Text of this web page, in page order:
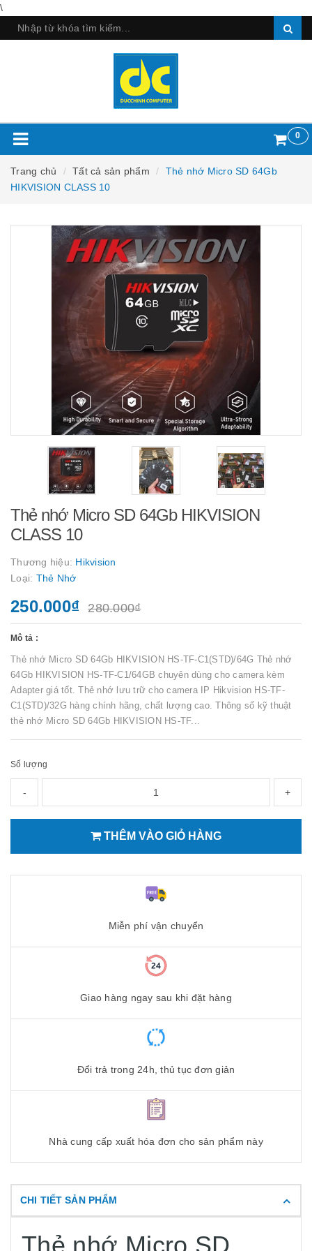
\
0
Trang chủ Tất cả sản phẩm
Thẻ nhớ Micro SD 64Gb
HIKVISION CLASS 10
Thẻ nhớ Micro SD 64Gb HIKVISION
CLASS 10
Thương hiệu: Hikvision
Loại: Thẻ Nhớ
250.000₫ 280.000₫
Mô tả :
Thẻ nhớ Micro SD 64Gb HIKVISION HS-TF-C1(STD)/64G Thẻ nhớ
64Gb HIKVISION HS-TF-C1/64GB chuyên dùng cho camera kèm
Adapter giá tốt. Thẻ nhớ lưu trữ cho camera IP Hikvision HS-TF-
C1(STD)/32G hàng chính hãng, chất lượng cao. Thông số kỹ thuật
thẻ nhớ Micro SD 64Gb HIKVISION HS-TF...
Số lượng
- +
THÊM VÀO GIỎ HÀNG
Miễn phí vận chuyển
Giao hàng ngay sau khi đặt hàng
Đổi trả trong 24h, thủ tục đơn giản
Nhà cung cấp xuất hóa đơn cho sản phẩm này
CHI TIẾT SẢN PHẨM
Thẻ nhớ Micro SD